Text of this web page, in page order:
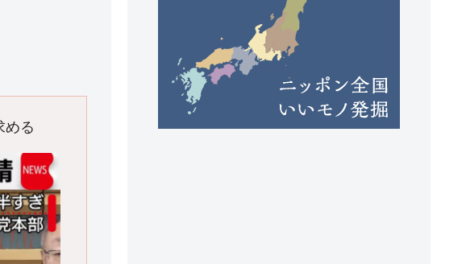
める